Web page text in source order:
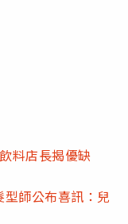
料店長揭優缺
師公布喜訊：兒